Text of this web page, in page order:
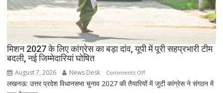
ने
RLD
से
दिया
इस्तीफा
मिशन 2027 के लिए कांग्रेस का बड़ा दांव, यूपी में पूरी सहप्रभारी टीम
बदली, नई जिम्मेदारियां घोषित
August 7, 2026 News Desk Comments Offon
मिशन
लखनऊ: उत्तर प्रदेश विधानसभा चुनाव 2027 की तैयारियों में जुटी कांग्रेस ने संगठन में